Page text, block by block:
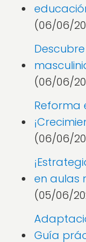
(06/06/
(06/06/
Reforma
(06/06/
en aulas
(05/06/
Guía